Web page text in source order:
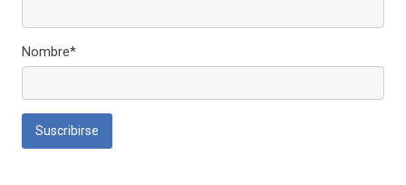
Nombre*